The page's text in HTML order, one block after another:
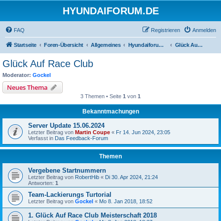
HYUNDAIFORUM.DE
FAQ Anmelden
Registrieren
Startseite Foren-Übersicht Allgemeines Hyundaiforum E-Sport Community Glück Auf Race Club
Glück Auf Race Club
Moderator: Gockel
Neues Thema
3 Themen • Seite 1 von 1
Bekanntmachungen
Server Update 15.06.2024
Letzter Beitrag von Martin Coupe « Fr 14. Jun 2024, 23:05
Verfasst in Das Feedback-Forum
Themen
Vergebene Startnummern
Letzter Beitrag von RobertHib « Di 30. Apr 2024, 21:24
Antworten: 1
Team-Lackierungs Turtorial
Letzter Beitrag von Gockel « Mo 8. Jan 2018, 18:52
1. Glück Auf Race Club Meisterschaft 2018